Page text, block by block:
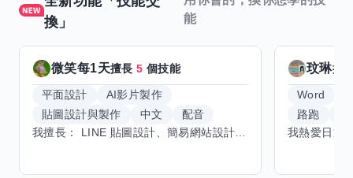
換」
能
微笑每1天擅長5 個技能
平面設計
AI影片製作
貼圖設計與製作
中文
配音
玟琳擅
Word
路跑